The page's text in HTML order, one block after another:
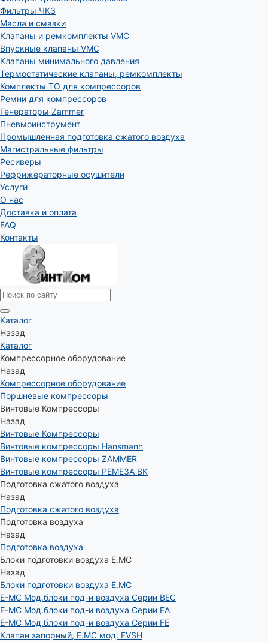
Фильтры ЧКЗ
Масла и смазки
Клапаны и ремкомплекты VMC
Впускные клапаны VMC
Клапаны минимального давления
Термостатические клапаны, ремкомплекты
Комплекты ТО для компрессоров
Ремни для компрессоров
Генераторы Zammer
Пневмоинструмент
Промышленная подготовка сжатого воздуха
Магистральные фильтры
Ресиверы
Рефрижераторные осушители
Услуги
О нас
Доставка и оплата
FAQ
Контакты
Каталог
Назад
Каталог
Компрессорное оборудование
Назад
Компрессорное оборудование
Поршневые компрессоры
Винтовые Компрессоры
Назад
Винтовые Компрессоры
Винтовые компрессоры Hansmann
Винтовые компрессоры ZAMMER
Винтовые компрессоры РЕМЕЗА ВК
Подготовка сжатого воздуха
Назад
Подготовка сжатого воздуха
Подготовка воздуха
Назад
Подготовка воздуха
Блоки подготовки воздуха E.MC
Назад
Блоки подготовки воздуха E.MC
E-MC Мод.блоки под-и воздуха Серии BEC
E-MC Мод.блоки под-и воздуха Серии EA
E-MC Мод.блоки под-и воздуха Серии FE
Клапан запорный, E.MC мод. EVSH